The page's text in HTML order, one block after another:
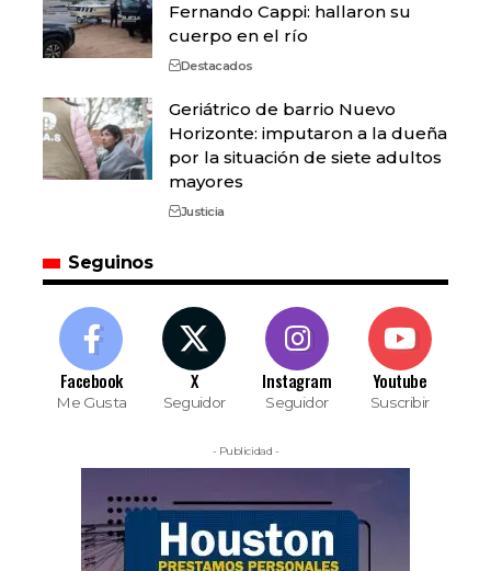
Fernando Cappi: hallaron su
cuerpo en el río
Destacados
Geriátrico de barrio Nuevo
Horizonte: imputaron a la dueña
por la situación de siete adultos
mayores
Justicia
Seguinos
Facebook
Me Gusta
X
Seguidor
Instagram
Seguidor
Youtube
Suscribir
- Publicidad -